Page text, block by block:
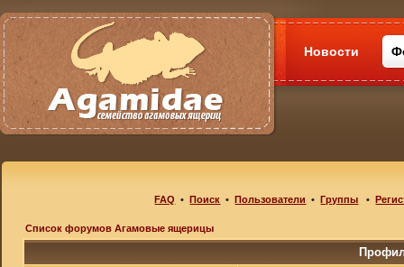
Новости
FAQ •Поиск •Пользователи •Группы •
Список форумов Агамовые ящерицы